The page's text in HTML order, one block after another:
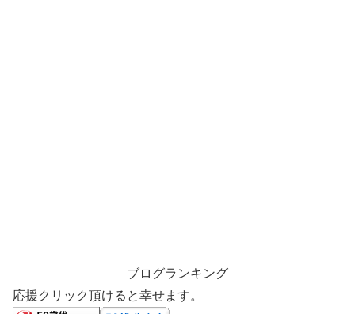
ブログランキング
応援クリック頂けると幸せます。